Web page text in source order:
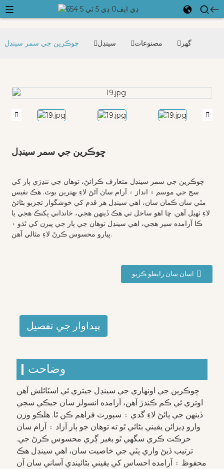
گھر مصنوعات سينڊل ڇوڪرين جي سمر سينڊل
ڇوڪرين جي سمر سينڊل
ڇوڪرين جي سمر سينڊل متعارف ڪرائڻ، توهان جي ننڍڙي ٻار کي
سج جي موسم ۾ انداز ۽ آرام سان آڻڻ لاءِ بهترين بوٽ. هڪ نفيس
مٿي سان ڪمان سان، اهي سينڊل هر قدم کي خوشگوار تجربو بڻائڻ
لاءِ ٺهيل آهن. ڇا اهو ساحل تي هڪ ڏينهن هجي، خانداني پکنڪ هجي يا
ڪا آرامده سير هجي، اهي سينڊل توهان جي ٻار جي پيرن کي ٿڌو ۽
پيارو محسوس ڪرڻ لاءِ مثالي آهن.
اسان سان رابطو ڪريو
پيداوار جي تفصيل
وضاحت
ڇوڪرين جي اونهاري جي سينڊل جيتري ئي اسٽائلش آهن
اوتري ئي ڪم ڪندڙ آهن، آرامده انسولز سان جيڪي سڄي
ڏينهن جي پائڻ لاءِ گدي ۽ سپورٽ فراهم ڪن ٿا. هلڪو وزن
وارو ڊيزائن يقيني بڻائي ٿو ته توهان جو ٻار آزاد ۽ آرام سان
حرڪت ڪري سگهي ٿو بغير ڳري محسوس ڪرڻ جي.
ترتيب ڏيڻ واري پٽي جي خاصيت سان، اهي سينڊل هڪ
محفوظ ۽ آرامده احساس کي يقيني بڻائيندي آساني سان آن